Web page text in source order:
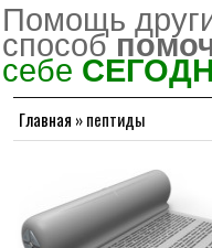
Помощь
способ
себе
Главная »пептиды